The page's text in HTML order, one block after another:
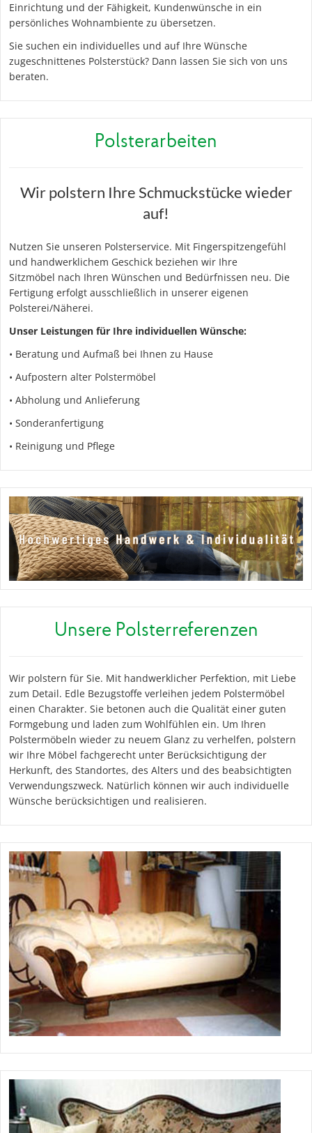
Einrichtung und der Fähigkeit, Kundenwünsche in ein
persönliches Wohnambiente zu übersetzen.
Sie suchen ein individuelles und auf Ihre Wünsche
zugeschnittenes Polsterstück? Dann lassen Sie sich von uns
beraten.
Polsterarbeiten
Wir polstern Ihre Schmuckstücke wieder
auf!
Nutzen Sie unseren Polsterservice. Mit Fingerspitzengefühl
und handwerklichem Geschick beziehen wir Ihre
Sitzmöbel nach Ihren Wünschen und Bedürfnissen neu. Die
Fertigung erfolgt ausschließlich in unserer eigenen
Polsterei/Näherei.
Unser Leistungen für Ihre individuellen Wünsche:
• Beratung und Aufmaß bei Ihnen zu Hause
• Aufpostern alter Polstermöbel
• Abholung und Anlieferung
• Sonderanfertigung
• Reinigung und Pflege
Unsere Polsterreferenzen
Wir polstern für Sie. Mit handwerklicher Perfektion, mit Liebe
zum Detail. Edle Bezugstoffe verleihen jedem Polstermöbel
einen Charakter. Sie betonen auch die Qualität einer guten
Formgebung und laden zum Wohlfühlen ein. Um Ihren
Polstermöbeln wieder zu neuem Glanz zu verhelfen, polstern
wir Ihre Möbel fachgerecht unter Berücksichtigung der
Herkunft, des Standortes, des Alters und des beabsichtigten
Verwendungszweck. Natürlich können wir auch individuelle
Wünsche berücksichtigen und realisieren.